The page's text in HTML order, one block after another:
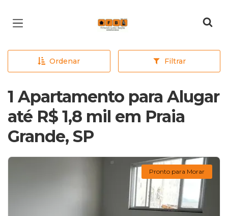
Página inicial
Ordenar Filtrar
1 Apartamento para Alugar
até R$ 1,8 mil em Praia
Grande, SP
Pronto para Morar